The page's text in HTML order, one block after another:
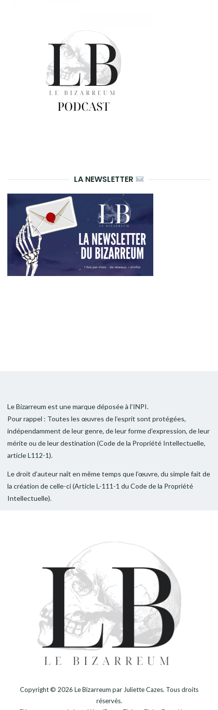
LA NEWSLETTER
Le Bizarreum est une marque déposée à l’INPI.
Pour rappel : Toutes les œuvres de l’esprit sont protégées,
indépendamment de leur genre, de leur forme d’expression, de leur
mérite ou de leur destination (Code de la Propriété Intellectuelle,
article L112-1).
Le droit d’auteur naît en même temps que l’œuvre, du simple fait de
la création de celle-ci (Article L-111-1 du Code de la Propriété
Intellectuelle).
Copyright © 2026 Le Bizarreum par Juliette Cazes. Tous droits
réservés.